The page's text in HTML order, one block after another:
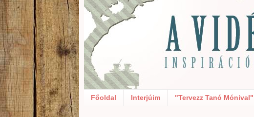
Főoldal Interjúim "Tervezz Tanó